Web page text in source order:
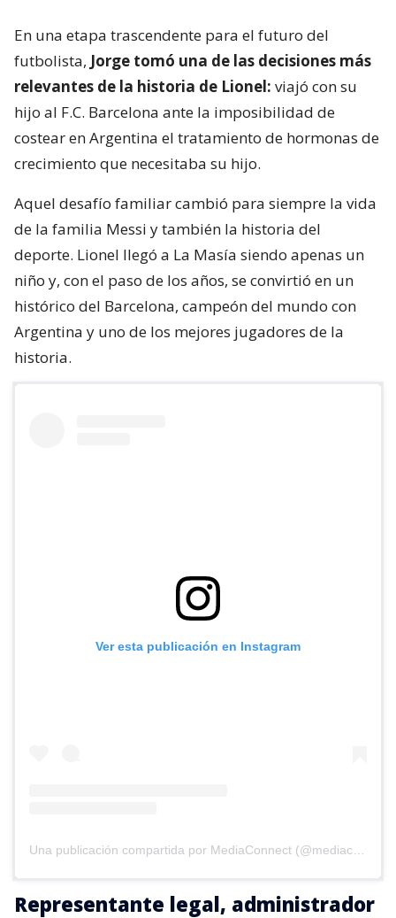
En una etapa trascendente para el futuro del
futbolista, Jorge tomó una de las decisiones más
relevantes de la historia de Lionel: viajó con su
hijo al F.C. Barcelona ante la imposibilidad de
costear en Argentina el tratamiento de hormonas de
crecimiento que necesitaba su hijo.
Aquel desafío familiar cambió para siempre la vida
de la familia Messi y también la historia del
deporte. Lionel llegó a La Masía siendo apenas un
niño y, con el paso de los años, se convirtió en un
histórico del Barcelona, campeón del mundo con
Argentina y uno de los mejores jugadores de la
historia.
Ver esta publicación en Instagram
Representante legal, administrador